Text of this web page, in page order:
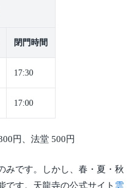
閉門時間
17:30
17:00
円、法堂 500円
みです。しかし、春・夏・秋
です。天龍寺の公式サイト 雲